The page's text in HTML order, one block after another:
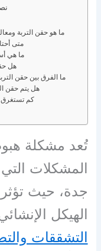
ما هو حقن التربة
متى
ما هي
هل
ما الفرق بين حقن
هل يتم حقن
كم تستغرق
تُعد مشكلة
المشكلات
جدة، حيث
الهيكل
التشققات